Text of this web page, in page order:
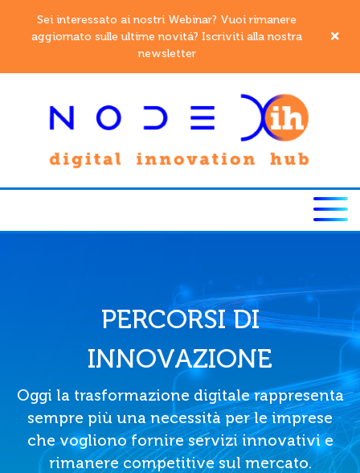
Sei interessato ai nostri Webinar? Vuoi rimanere
aggiornato sulle ultime novitá? Iscriviti alla nostra
newsletter
PERCORSI DI
INNOVAZIONE
Oggi la trasformazione digitale rappresenta
sempre più una necessità per le imprese
che vogliono fornire servizi innovativi e
rimanere competitive sul mercato.